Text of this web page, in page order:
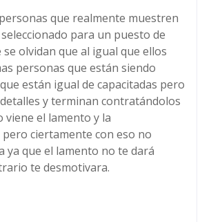
que realmente muestren
para un puesto de
olvidan que al igual que ellos
personas que están siendo
están igual de capacitadas pero
y terminan contratándolos
viene el lamento y la
pero ciertamente con eso no
ya que el lamento no te dará
te desmotivara.